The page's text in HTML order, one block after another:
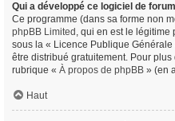
Qui a développé ce logiciel de
Ce programme (dans sa forme non
phpBB Limited , qui en est le légitime
sous la « Licence Publique
être distribué gratuitement. Pour
rubrique « À propos de phpBB » (en
Haut